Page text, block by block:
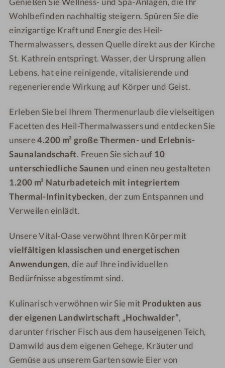
b
e
n
r
-
A
u
ß
n
p
o
o
Wohlbefinden nachhaltig steigern. Spüren Sie die
einzigartige Kraft und Energie des Heil-
Thermalwassers, dessen Quelle direkt aus der Kirche
St. Kathrein entspringt. Wasser, der Ursprung allen
Lebens, hat eine reinigende, vitalisierende und
regenerierende Wirkung auf Körper und Geist.
Erleben Sie bei Ihrem Thermenurlaub die vielseitigen
Facetten des Heil-Thermalwassers und entdecken Sie
unsere4.200 m² große Thermen- und Erlebnis-
Saunalandschaft. Freuen Sie sich auf 10
unterschiedliche Saunen und einen neu gestalteten
1.200 m² Naturbadeteich mit integriertem
Thermal-Infinitybecken, der zum Entspannen und
Verweilen einlädt.
Unsere Vital-Oase verwöhnt Ihren Körper mit
vielfältigen klassischen und energetischen
Anwendungen, die auf Ihre individuellen
Bedürfnisse abgestimmt sind.
Kulinarisch verwöhnen wir Sie mit Produkten aus
der eigenen Landwirtschaft „Hochwalder“,
darunter frischer Fisch aus dem hauseigenen Teich,
Damwild aus dem eigenen Gehege, Kräuter und
Gemüse aus unserem Garten sowie Eier von